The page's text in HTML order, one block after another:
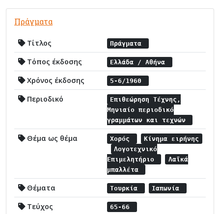
Πράγματα
Τίτλος Πράγματα
Τόπος έκδοσης Ελλάδα / Αθήνα
Χρόνος έκδοσης 5-6/1960
Περιοδικό
Επιθεώρηση Τέχνης,
Μηνιαίο περιοδικό
γραμμάτων και τεχνών
Θέμα ως θέμα Χορός
Κίνημα ειρήνης
Λογοτεχνικό
Επιμελητήριο
Λαϊκά
μπαλλέτα
Θέματα Τουρκία Ιαπωνία
Τεύχος 65-66